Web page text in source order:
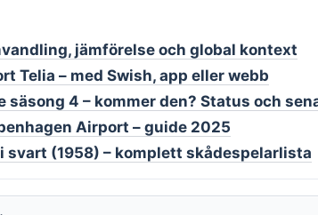
jämförelse och global kontext
Telia – med Swish, app eller webb
säsong 4 – kommer den? Status och
Airport – guide 2025
svart (1958) – komplett skådespelarlista